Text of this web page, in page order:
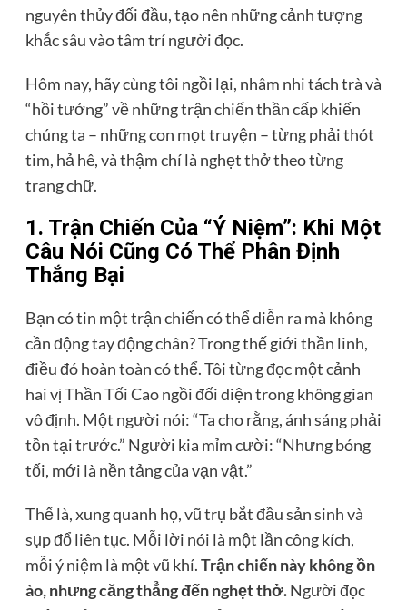
nguyên thủy đối đầu, tạo nên những cảnh tượng
khắc sâu vào tâm trí người đọc.
Hôm nay, hãy cùng tôi ngồi lại, nhâm nhi tách trà và
“hồi tưởng” về những trận chiến thần cấp khiến
chúng ta – những con mọt truyện – từng phải thót
tim, hả hê, và thậm chí là nghẹt thở theo từng
trang chữ.
1. Trận Chiến Của “Ý Niệm”: Khi Một
Câu Nói Cũng Có Thể Phân Định
Thắng Bại
Bạn có tin một trận chiến có thể diễn ra mà không
cần động tay động chân? Trong thế giới thần linh,
điều đó hoàn toàn có thể. Tôi từng đọc một cảnh
hai vị Thần Tối Cao ngồi đối diện trong không gian
vô định. Một người nói: “Ta cho rằng, ánh sáng phải
tồn tại trước.” Người kia mỉm cười: “Nhưng bóng
tối, mới là nền tảng của vạn vật.”
Thế là, xung quanh họ, vũ trụ bắt đầu sản sinh và
sụp đổ liên tục. Mỗi lời nói là một lần công kích,
mỗi ý niệm là một vũ khí.Trận chiến này không ồn
ào, nhưng căng thẳng đến nghẹt thở.Người đọc